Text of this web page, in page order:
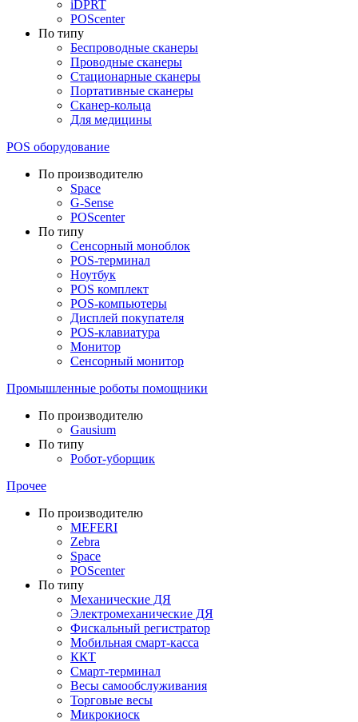
iDPRT
POScenter
По типу
Беспроводные сканеры
Проводные сканеры
Стационарные сканеры
Портативные сканеры
Сканер-кольца
Для медицины
POS оборудование
По производителю
Space
G-Sense
POScenter
По типу
Сенсорный моноблок
POS-терминал
Ноутбук
POS комплект
POS-компьютеры
Дисплей покупателя
POS-клавиатура
Монитор
Сенсорный монитор
Промышленные роботы помощники
По производителю
Gausium
По типу
Робот-уборщик
Прочее
По производителю
MEFERI
Zebra
Space
POScenter
По типу
Механические ДЯ
Электромеханические ДЯ
Фискальный регистратор
Мобильная смарт-касса
ККТ
Смарт-терминал
Весы самообслуживания
Торговые весы
Микрокиоск